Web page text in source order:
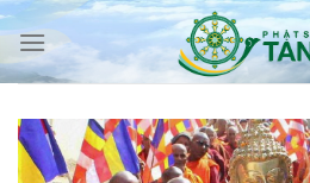
Skip
content